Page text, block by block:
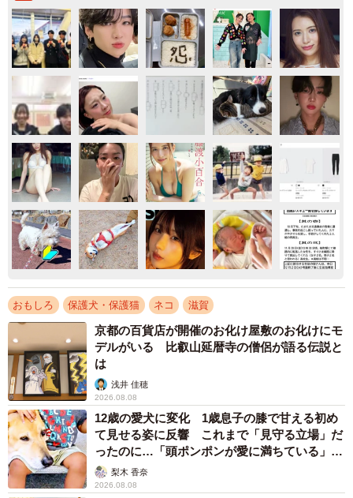
おもしろ 保護犬・保護猫 ネコ 滋賀
京都の百貨店が開催のお化け屋敷のお化けにモ
デルがいる 比叡山延暦寺の僧侶が語る伝説と
は
浅井 佳穂
2026.08.08
12歳の愛犬に変化 1歳息子の膝で甘える初め
て見せる姿に反響 これまで「見守る立場」だ
ったのに…「頭ポンポンが愛に満ちている」
「尊…」
梨木 香奈
2026.08.08